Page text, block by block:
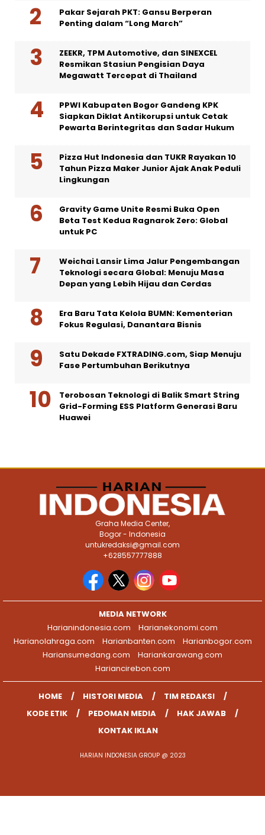
Pakar Sejarah PKT: Gansu Berperan
Penting dalam “Long March”
ZEEKR, TPM Automotive, dan SINEXCEL
Resmikan Stasiun Pengisian Daya
Megawatt Tercepat di Thailand
PPWI Kabupaten Bogor Gandeng KPK
Siapkan Diklat Antikorupsi untuk Cetak
Pewarta Berintegritas dan Sadar Hukum
Pizza Hut Indonesia dan TUKR Rayakan 10
Tahun Pizza Maker Junior Ajak Anak Peduli
Lingkungan
Gravity Game Unite Resmi Buka Open
Beta Test Kedua Ragnarok Zero: Global
untuk PC
Weichai Lansir Lima Jalur Pengembangan
Teknologi secara Global: Menuju Masa
Depan yang Lebih Hijau dan Cerdas
Era Baru Tata Kelola BUMN: Kementerian
Fokus Regulasi, Danantara Bisnis
Satu Dekade FXTRADING.com, Siap Menuju
Fase Pertumbuhan Berikutnya
Terobosan Teknologi di Balik Smart String
Grid-Forming ESS Platform Generasi Baru
Huawei
Graha Media Center,
Bogor - Indonesia
untukredaksi@gmail.com
+628557777888
MEDIA NETWORK
Harianindonesia.com
Harianekonomi.com
Harianolahraga.com
Harianbanten.com
Harianbogor.com
Hariansumedang.com
Hariankarawang.com
Hariancirebon.com
HOME HISTORI MEDIA
TIM REDAKSI
KODE ETIK
PEDOMAN MEDIA
HAK JAWAB
KONTAK IKLAN
HARIAN INDONESIA GROUP @ 2023